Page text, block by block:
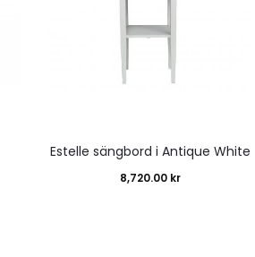
Estelle sängbord i Antique White
8,720.00 kr